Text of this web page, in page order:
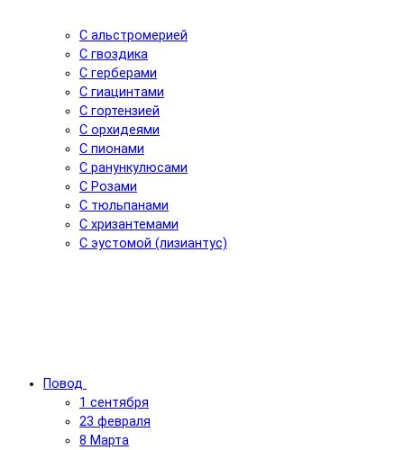
С альстромерией
С гвоздика
С герберами
С гиацинтами
С гортензией
С орхидеями
С пионами
С ранункулюсами
С Розами
С тюльпанами
С хризантемами
С эустомой (лизиантус)
Повод
1 сентября
23 февраля
8 Марта